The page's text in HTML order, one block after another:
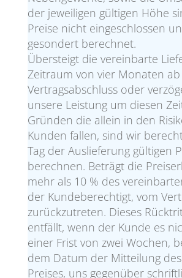
der jeweiligen gültigen Höhe
Preise nicht eingeschlossen
gesondert berechnet.
Übersteigt die vereinbarte
Zeitraum von vier Monaten ab
Vertragsabschluss oder
unsere Leistung um diesen
Gründen die allein in den
Kunden fallen, sind wir
Tag der Auslieferung gültigen
berechnen. Beträgt die
mehr als 10 % des
der Kundeberechtigt, vom
zurückzutreten. Dieses
entfällt, wenn der Kunde es
einer Frist von zwei Wochen,
dem Datum der Mitteilung
Preises, uns gegenüber